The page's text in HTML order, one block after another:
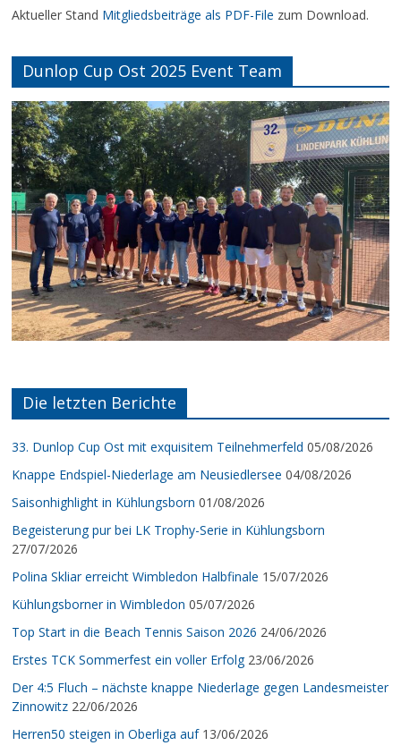
Aktueller Stand Mitgliedsbeiträge als PDF-File zum Download.
Dunlop Cup Ost 2025 Event Team
Die letzten Berichte
33. Dunlop Cup Ost mit exquisitem Teilnehmerfeld 05/08/2026
Knappe Endspiel-Niederlage am Neusiedlersee 04/08/2026
Saisonhighlight in Kühlungsborn 01/08/2026
Begeisterung pur bei LK Trophy-Serie in Kühlungsborn
27/07/2026
Polina Skliar erreicht Wimbledon Halbfinale 15/07/2026
Kühlungsborner in Wimbledon 05/07/2026
Top Start in die Beach Tennis Saison 2026 24/06/2026
Erstes TCK Sommerfest ein voller Erfolg 23/06/2026
Der 4:5 Fluch – nächste knappe Niederlage gegen Landesmeister
Zinnowitz 22/06/2026
Herren50 steigen in Oberliga auf 13/06/2026